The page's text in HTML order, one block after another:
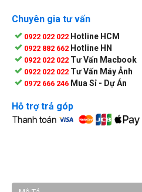
Chuyên gia tư vấn
0922 022 022 Hotline HCM
0922 882 662 Hotline HN
0922 022 022 Tư Vấn Macbook
0922 022 022 Tư Vấn Máy Ảnh
0972 666 246 Mua Sỉ - Dự Án
Hỗ trợ trả góp